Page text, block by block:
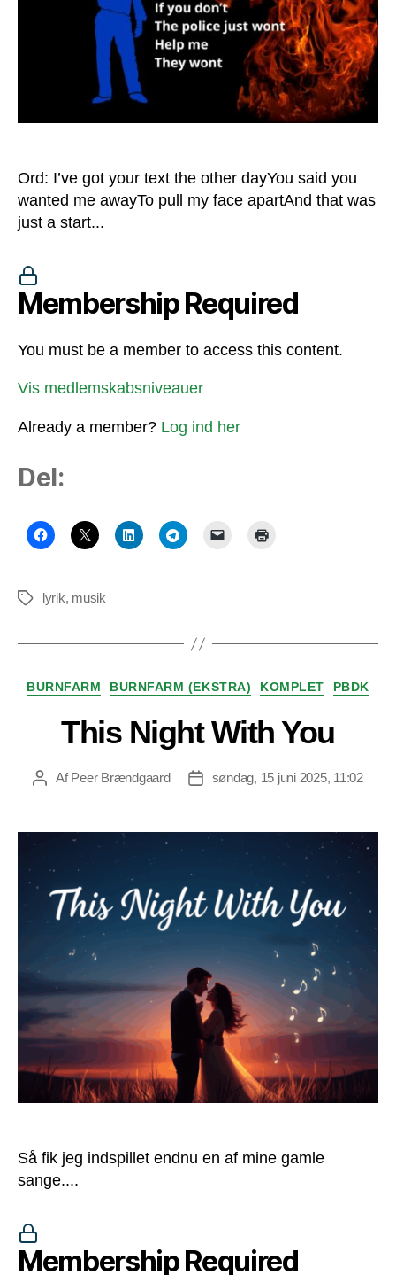
Ord: I’ve got your text the other dayYou said you
wanted me awayTo pull my face apartAnd that was
just a start...
Membership Required
You must be a member to access this content.
Vis medlemskabsniveauer
Already a member? Log ind her
Del:
Tags lyrik, musik
Kategorier
BURNFARM BURNFARM (EKSTRA) KOMPLET PBDK
This Night With You
Indlægsforfatter
AfPeer Brændgaard Indlægsdato
søndag, 15 juni 2025, 11:02
Så fik jeg indspillet endnu en af mine gamle
sange....
Membership Required